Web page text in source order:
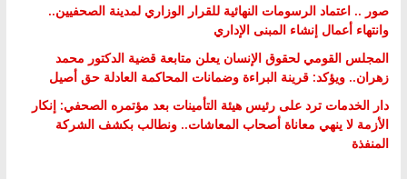
صور .. اعتماد الرسومات النهائية للقرار الوزاري لمدينة الصحفيين..
وانتهاء أعمال إنشاء المبنى الإداري
المجلس القومي لحقوق الإنسان يعلن متابعة قضية الدكتور محمد
زهران.. ويؤكد: قرينة البراءة وضمانات المحاكمة العادلة حق أصيل
دار الخدمات ترد على رئيس هيئة التأمينات بعد مؤتمره الصحفي: إنكار
الأزمة لا ينهي معاناة أصحاب المعاشات.. ونطالب بكشف الشركة
المنفذة